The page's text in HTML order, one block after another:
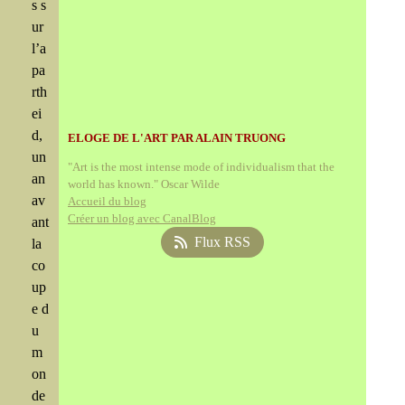
s s
ur
l’a
pa
rth
ei
d,
un
an
av
ant
la
co
up
e d
u
m
on
de
ELOGE DE L'ART PAR ALAIN TRUONG
"Art is the most intense mode of individualism that the
world has known." Oscar Wilde
Accueil du blog
Créer un blog avec CanalBlog
Flux RSS